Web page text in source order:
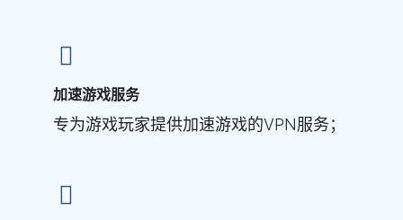
加速游戏服务
专为游戏玩家提供加速游戏的VPN服务；